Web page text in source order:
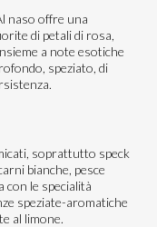
naso offre una
di petali di rosa,
a note esotiche
speziato, di
soprattutto speck
bianche, pesce
con le specialità
speziate-aromatiche
al limone.